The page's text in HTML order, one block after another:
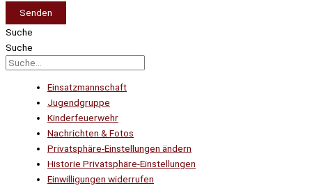
Senden
Suche
Suche
Einsatzmannschaft
Jugendgruppe
Kinderfeuerwehr
Nachrichten & Fotos
Privatsphäre-Einstellungen ändern
Historie Privatsphäre-Einstellungen
Einwilligungen widerrufen